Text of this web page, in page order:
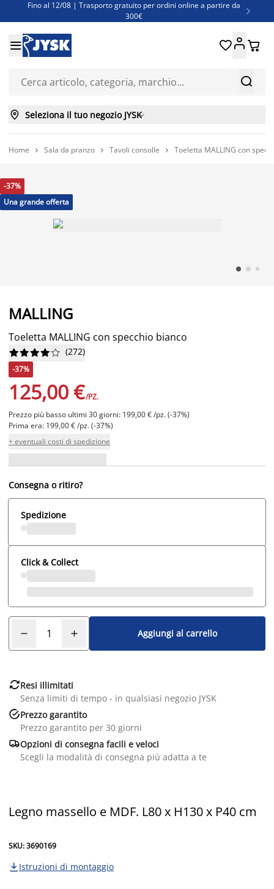
Fino al 12/08 | Trasporto gratuito per ordini online a partire da
300€

Super offerte d'estate | Oltre 1.500 articoli fino al 70%
Finanziamenti - Scegli il piano di rimborso più adatto a te


 
 Seleziona il tuo negozio JYSK
Home  Sala da pranzo  Tavoli consolle  Toeletta MALLING con
-37%
Una grande offerta
MALLING
Toeletta MALLING con specchio bianco





 (272)
-37%
125,00 €/PZ.
Prezzo più basso ultimi 30 giorni: 199,00 € /pz. (-37%)
Prima era: 199,00 € /pz. (-37%)
+ eventuali costi di spedizione
Consegna o ritiro?
Spedizione
Click & Collect
Aggiungi al carrello
Resi illimitati
Senza limiti di tempo - in qualsiasi negozio JYSK
Prezzo garantito
Prezzo garantito per 30 giorni
Opzioni di consegna facili e veloci
Scegli la modalità di consegna più adatta a te
Legno massello e MDF. L80 x H130 x P40 cm
SKU: 3690169
 Istruzioni di montaggio